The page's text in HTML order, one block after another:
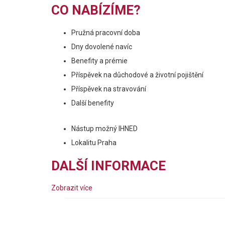
CO NABÍZÍME?
Pružná pracovní doba
Dny dovolené navíc
Benefity a prémie
Příspěvek na důchodové a životní pojištění
Příspěvek na stravování
Další benefity
Nástup možný IHNED
Lokalitu Praha
DALŠÍ INFORMACE
Zobrazit více